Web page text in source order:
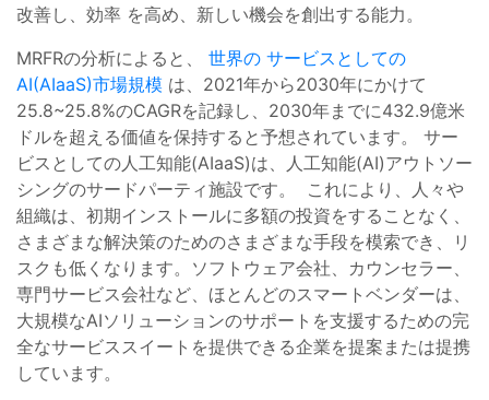
改善し
効率 を高め 新しい機会を創出する能力 。
MRFRの分析によると、 世界の サービスとしての
AI(AIaaS)市場規模 は、2021年から2030年にかけて
25.8~25.8%のCAGRを記録し、2030年までに432.9億米
ドルを超える価値を保持すると予想されています。 サー
ビスとしての人工知能(AIaaS)は、人工知能(AI)アウトソー
シングのサードパーティ施設です。 これにより、人々や
組織は、初期インストールに多額の投資をすることなく、
さまざまな解決策のためのさまざまな手段を模索でき、リ
スクも低くなります。ソフトウェア会社、カウンセラー、
専門サービス会社など、ほとんどのスマートベンダーは、
大規模なAIソリューションのサポートを支援するための完
全なサービススイートを提供できる企業を提案または提携
しています。